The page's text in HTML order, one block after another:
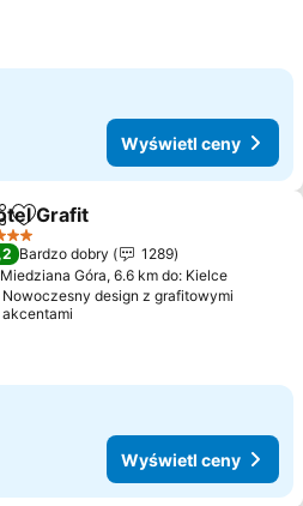
Wyświetl ceny
Dodaj do ulubionych
Grafit
Bardzo dobry
1289
Miedziana Góra, 6.6 km do: Kielce
Nowoczesny design z grafitowymi
akcentami
Wyświetl ceny